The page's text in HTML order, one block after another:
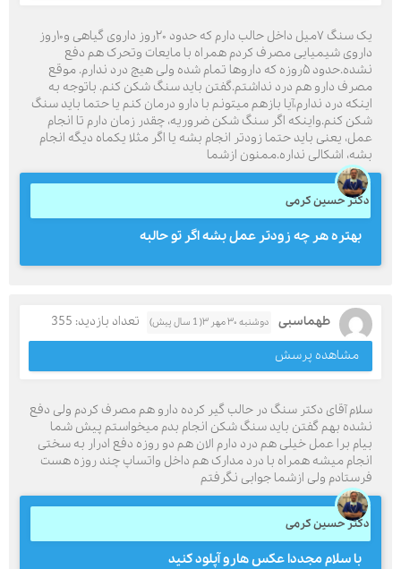
یک سنگ ۷میل داخل حالب دارم که حدود ۲۰روز داروی گیاهی و۱۰روز
داروی شیمیایی مصرف کردم همراه با مایعات وتحرک هم دفع
نشده.حدود ۵روزه که داروها تمام شده ولی هیچ درد ندارم. موقع
مصرف دارو هم درد نداشتم.گفتن باید سنگ شکن کنم. باتوجه به
اینکه درد ندارم،آیا بازهم میتونم با دارو درمان کنم یا حتما باید سنگ
شکن کنم.واینکه اگر سنگ شکن ضروریه، چقدر زمان دارم تا انجام
عمل، یعنی باید حتما زودتر انجام بشه یا اگر مثلا یکماه دیگه انجام
بشه، اشکالی نداره.ممنون ازشما
دکتر حسین کرمی
بهتره هر چه زودتر عمل بشه اگر تو حالبه
طهماسبی دوشنبه ۳۰ مهر ۳( 1 سال پیش)
تعداد بازدید: 355
مشاهده پرسش
سلام آقای دکتر سنگ در حالب گیر کرده دارو هم مصرف کردم ولی دفع
نشده بهم گفتن باید سنگ شکن انجام بدم میخواستم پیش شما
بیام برا عمل خیلی هم درد دارم الان هم دو روزه دفع ادرار به سختی
انجام میشه همراه با درد مدارک هم داخل واتساپ چند روزه هست
فرستادم ولی ازشما جوابی نگرفتم
دکتر حسین کرمی
با سلام مجددا عکس هارو آپلود کنید